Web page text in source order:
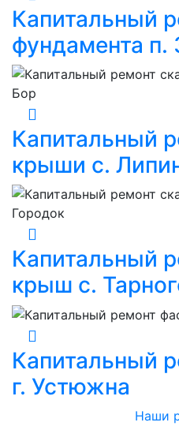
Капитальный
фундамента п.
Капитальный
крыши с.
Капитальный
крыш с.
Капитальный
г. Устюжна
Наши